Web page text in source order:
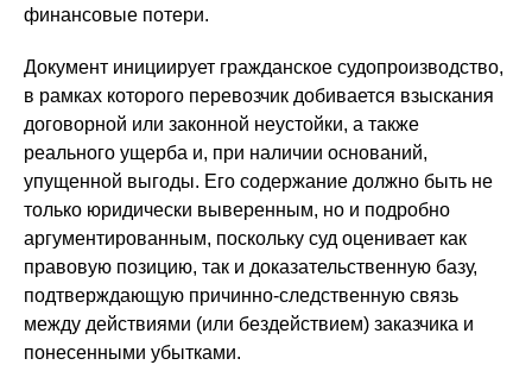
финансовые потери.
Документ инициирует гражданское судопроизводство,
в рамках которого перевозчик добивается взыскания
договорной или законной неустойки, а также
реального ущерба и, при наличии оснований,
упущенной выгоды. Его содержание должно быть не
только юридически выверенным, но и подробно
аргументированным, поскольку суд оценивает как
правовую позицию, так и доказательственную базу,
подтверждающую причинно-следственную связь
между действиями (или бездействием) заказчика и
понесенными убытками.